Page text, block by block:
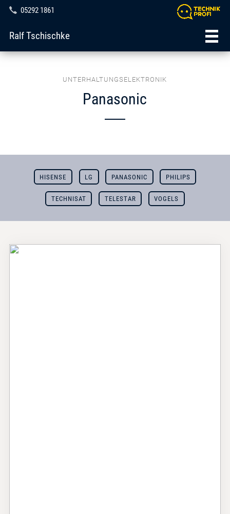
05292 1861
Ralf Tschischke
UNTERHALTUNGSELEKTRONIK
Panasonic
HISENSE LG PANASONIC PHILIPS
TECHNISAT TELESTAR VOGELS